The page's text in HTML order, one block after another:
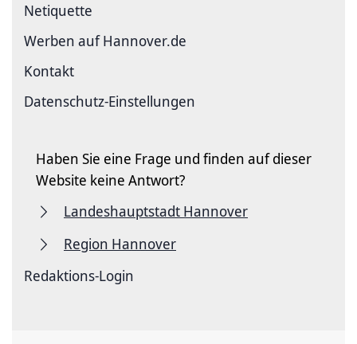
Netiquette
Werben auf Hannover.de
Kontakt
Datenschutz-Einstellungen
Haben Sie eine Frage und finden auf dieser
Website keine Antwort?
Landeshauptstadt Hannover
Region Hannover
Redaktions-Login